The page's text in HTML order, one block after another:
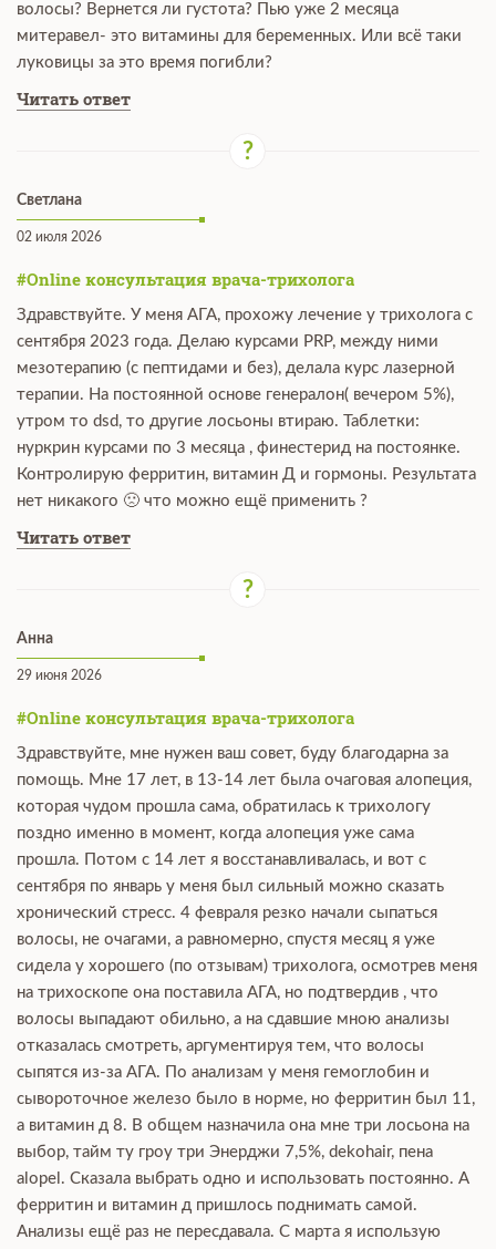
волосы? Вернется ли густота? Пью уже 2 месяца
митеравел- это витамины для беременных. Или всё таки
луковицы за это время погибли?
Читать ответ
Светлана
02 июля 2026
#Online консультация врача-трихолога
Здравствуйте. У меня АГА, прохожу лечение у трихолога с
сентября 2023 года. Делаю курсами PRP, между ними
мезотерапию (с пептидами и без), делала курс лазерной
терапии. На постоянной основе генералон( вечером 5%),
утром то dsd, то другие лосьоны втираю. Таблетки:
нуркрин курсами по 3 месяца , финестерид на постоянке.
Контролирую ферритин, витамин Д и гормоны. Результата
нет никакого 🙁 что можно ещё применить ?
Читать ответ
Анна
29 июня 2026
#Online консультация врача-трихолога
Здравствуйте, мне нужен ваш совет, буду благодарна за
помощь. Мне 17 лет, в 13-14 лет была очаговая алопеция,
которая чудом прошла сама, обратилась к трихологу
поздно именно в момент, когда алопеция уже сама
прошла. Потом с 14 лет я восстанавливалась, и вот с
сентября по январь у меня был сильный можно сказать
хронический стресс. 4 февраля резко начали сыпаться
волосы, не очагами, а равномерно, спустя месяц я уже
сидела у хорошего (по отзывам) трихолога, осмотрев меня
на трихоскопе она поставила АГА, но подтвердив , что
волосы выпадают обильно, а на сдавшие мною анализы
отказалась смотреть, аргументируя тем, что волосы
сыпятся из-за АГА. По анализам у меня гемоглобин и
сывороточное железо было в норме, но ферритин был 11,
а витамин д 8. В общем назначила она мне три лосьона на
выбор, тайм ту гроу три Энерджи 7,5%, dekohair, пена
alopel. Сказала выбрать одно и использовать постоянно. А
ферритин и витамин д пришлось поднимать самой.
Анализы ещё раз не пересдавала. С марта я использую